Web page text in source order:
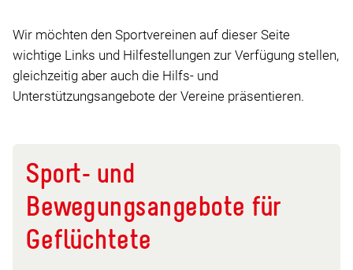
Wir möchten den Sportvereinen auf dieser Seite
wichtige Links und Hilfestellungen zur Verfügung stellen,
gleichzeitig aber auch die Hilfs- und
Unterstützungsangebote der Vereine präsentieren.
Sport- und
Bewegungsangebote für
Geflüchtete